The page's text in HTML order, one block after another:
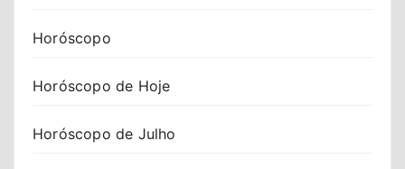
Horóscopo
Horóscopo de Hoje
Horóscopo de Julho